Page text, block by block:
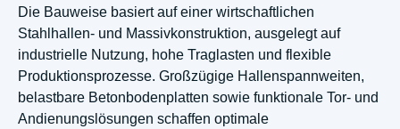
Die Bauweise basiert auf einer wirtschaftlichen
Stahlhallen- und Massivkonstruktion, ausgelegt auf
industrielle Nutzung, hohe Traglasten und flexible
Produktionsprozesse. Großzügige Hallenspannweiten,
belastbare Betonbodenplatten sowie funktionale Tor- und
Andienungslösungen schaffen optimale